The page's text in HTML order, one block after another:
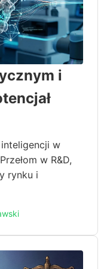
i
w
w R&D,
rynku i